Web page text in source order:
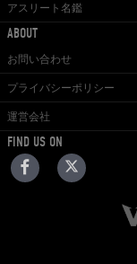
アスリート名鑑
ABOUT
お問い合わせ
プライバシーポリシー
運営会社
FIND US ON